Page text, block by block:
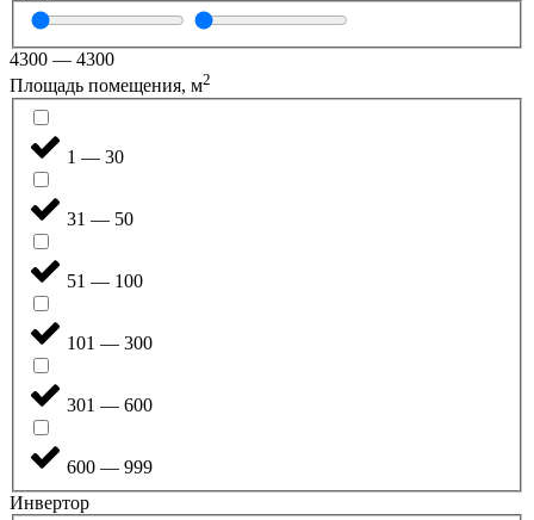
4300 — 4300
Площадь помещения, м2
1 — 30
31 — 50
51 — 100
101 — 300
301 — 600
600 — 999
Инвертор